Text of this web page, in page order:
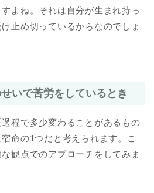
よね。それは自分が生まれ持っ
止め切っているからなのでしょ
いで苦労をしているとき
程で多少変わることがあるもの
命の1つだと考えられます。こ
観点でのアプローチをしてみま